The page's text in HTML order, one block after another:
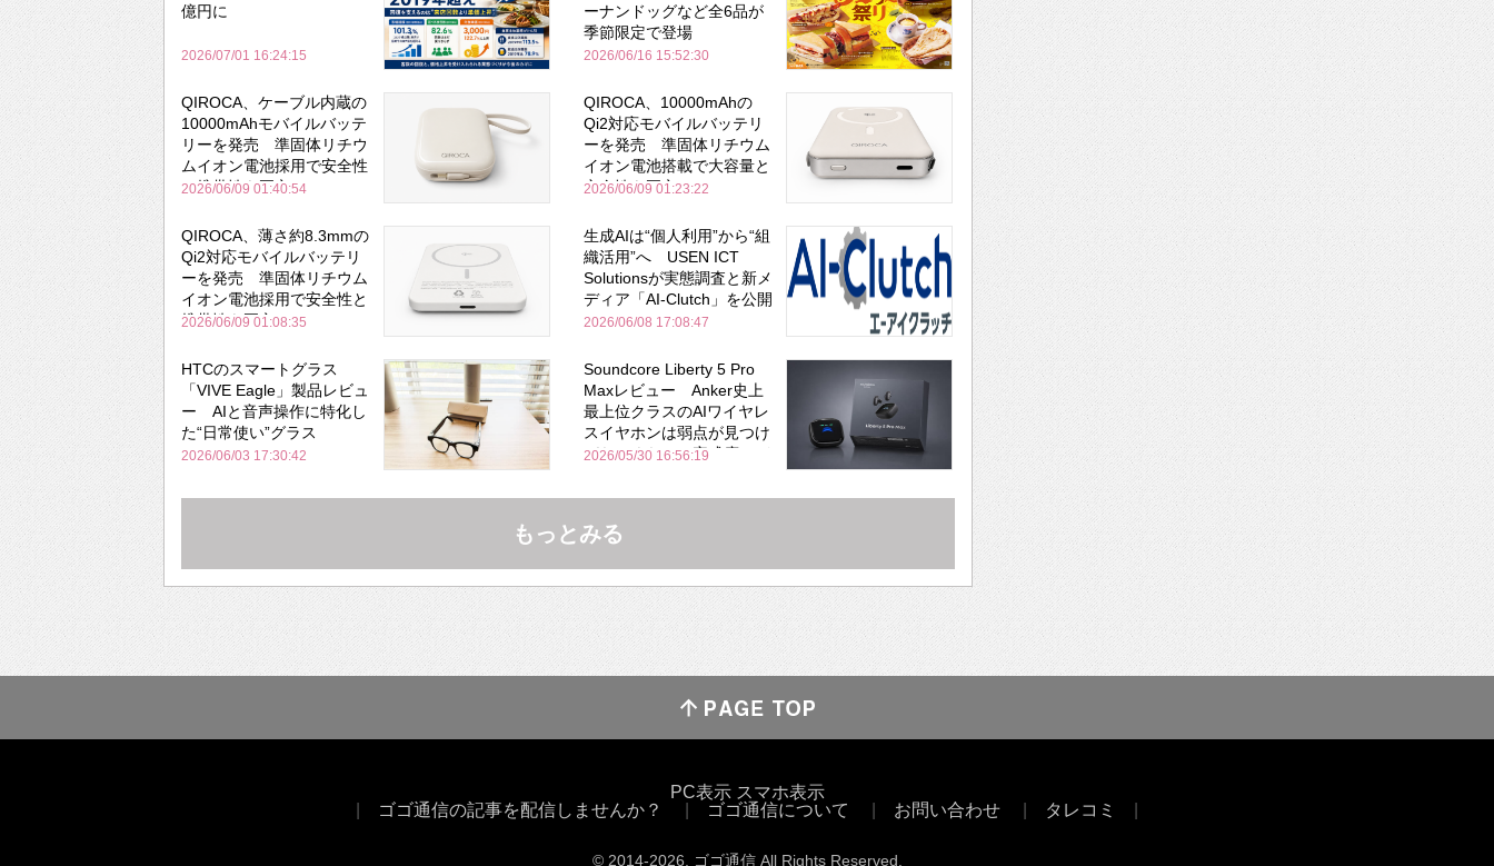
億円に
2026/07/01 16:24:15
ーナンドッグなど全6品が
季節限定で登場
2026/06/16 15:52:30
QIROCA、ケーブル内蔵の
10000mAhモバイルバッテ
リーを発売 準固体リチウ
ムイオン電池採用で安全性
と携帯性を両立
2026/06/09 01:40:54
QIROCA、10000mAhの
Qi2対応モバイルバッテリ
ーを発売 準固体リチウム
イオン電池搭載で大容量と
安全性を両立
2026/06/09 01:23:22
QIROCA、薄さ約8.3mmの
Qi2対応モバイルバッテリ
ーを発売 準固体リチウム
イオン電池採用で安全性と
携帯性を両立
2026/06/09 01:08:35
生成AIは“個人利用”から“組
織活用”へ USEN ICT
Solutionsが実態調査と新メ
ディア「AI-Clutch」を公開
2026/06/08 17:08:47
HTCのスマートグラス
「VIVE Eagle」製品レビュ
ー AIと音声操作に特化し
た“日常使い”グラス
2026/06/03 17:30:42
Soundcore Liberty 5 Pro
Maxレビュー Anker史上
最上位クラスのAIワイヤレ
スイヤホンは弱点が見つけ
づらいくらいの完成度にび
Bose並み
2026/05/30 16:56:19
もっとみる
PC表示 スマホ表示
ゴゴ通信の記事を配信しませんか？
ゴゴ通信について お問い合わせ タレコミ
© 2014-2026 , ゴゴ通信 All Rights Reserved.